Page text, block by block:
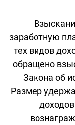
заработную
тех видов
обращено
Закона об
Размер